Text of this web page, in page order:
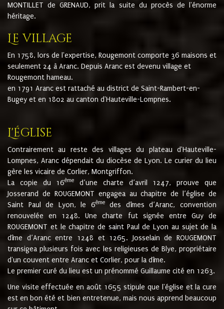
MONTILLET de GRENAUD, prit la suite du procès de l'énorme
héritage.
Le village
En 1758, lors de l'expertise, Rougemont comporte 36 maisons et
seulement 24 à Aranc. Depuis Aranc est devenu village et
Rougemont hameau.
en 1791 Aranc est rattaché au district de Saint-Rambert-en-
Bugey et en 1802 au canton d'Hauteville-Lompnes.
L'église
Contrairement au reste des villages du plateau d'Hauteville-
Lompnes, Aranc dépendait du diocèse de Lyon. Le curier du lieu
gère les vicaire de Corlier, Montgriffon.
La copie du 16ème
d’une charte d’avril 1247, prouve que
Josserand de ROUGEMONT engagea au chapitre de l’église de
Saint Paul de Lyon, le 6èmedes dîmes d’Aranc, convention
renouvelée en 1248. Une charte fut signée entre Guy de
ROUGEMONT et le chapitre de saint Paul de Lyon au sujet de la
dîme d’Aranc entre 1248 et 1265. Josselain de ROUGEMONT
transigea plusieurs fois avec les religieuses de Blye, propriétaire
d'un couvent entre Aranc et Corlier, pour la dîme.
Le premier curé du lieu est un prénommé Guillaume cité en 1263.
Une visite effectuée en août 1655 stipule que l'église et la cure
est en bon été et bien entretenue, mais nous apprend beaucoup